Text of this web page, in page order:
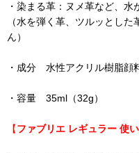
・染まる革：ヌメ革など、水
（水を弾く革、ツルッとし
ん）
・成分 水性アクリル樹脂顔
・容量 35ml（32g）
【ファブリエ レギュラー 使